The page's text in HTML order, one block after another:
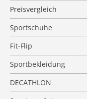
Preisvergleich
Sportschuhe
Fit-Flip
Sportbekleidung
DECATHLON